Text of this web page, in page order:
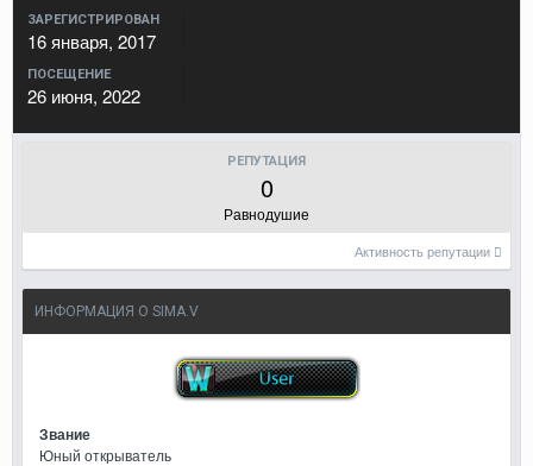
ЗАРЕГИСТРИРОВАН
16 января, 2017
ПОСЕЩЕНИЕ
26 июня, 2022
РЕПУТАЦИЯ
0
Равнодушие
Активность репутации
ИНФОРМАЦИЯ О SIMA.V
Звание
Юный открыватель